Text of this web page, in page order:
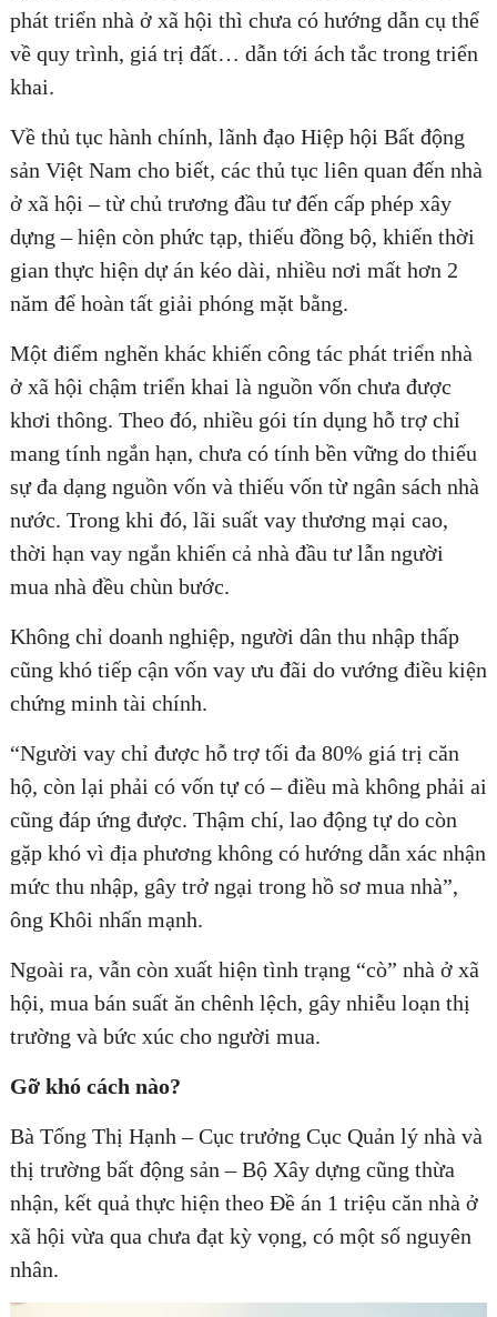
phát triển nhà ở xã hội thì chưa có hướng dẫn cụ thể
về quy trình, giá trị đất… dẫn tới ách tắc trong triển
khai.
Về thủ tục hành chính, lãnh đạo Hiệp hội Bất động
sản Việt Nam cho biết, các thủ tục liên quan đến nhà
ở xã hội – từ chủ trương đầu tư đến cấp phép xây
dựng – hiện còn phức tạp, thiếu đồng bộ, khiến thời
gian thực hiện dự án kéo dài, nhiều nơi mất hơn 2
năm để hoàn tất giải phóng mặt bằng.
Một điểm nghẽn khác khiến công tác phát triển nhà
ở xã hội chậm triển khai là nguồn vốn chưa được
khơi thông. Theo đó, nhiều gói tín dụng hỗ trợ chỉ
mang tính ngắn hạn, chưa có tính bền vững do thiếu
sự đa dạng nguồn vốn và thiếu vốn từ ngân sách nhà
nước. Trong khi đó, lãi suất vay thương mại cao,
thời hạn vay ngắn khiến cả nhà đầu tư lẫn người
mua nhà đều chùn bước.
Không chỉ doanh nghiệp, người dân thu nhập thấp
cũng khó tiếp cận vốn vay ưu đãi do vướng điều kiện
chứng minh tài chính.
“Người vay chỉ được hỗ trợ tối đa 80% giá trị căn
hộ, còn lại phải có vốn tự có – điều mà không phải ai
cũng đáp ứng được. Thậm chí, lao động tự do còn
gặp khó vì địa phương không có hướng dẫn xác nhận
mức thu nhập, gây trở ngại trong hồ sơ mua nhà”,
ông Khôi nhấn mạnh.
Ngoài ra, vẫn còn xuất hiện tình trạng “cò” nhà ở xã
hội, mua bán suất ăn chênh lệch, gây nhiễu loạn thị
trường và bức xúc cho người mua.
Gỡ khó cách nào?
Bà Tống Thị Hạnh – Cục trưởng Cục Quản lý nhà và
thị trường bất động sản – Bộ Xây dựng cũng thừa
nhận, kết quả thực hiện theo Đề án 1 triệu căn nhà ở
xã hội vừa qua chưa đạt kỳ vọng, có một số nguyên
nhân.
HOÀN THÀNH
Đăng ký tư vấn trực tiếp 24/7:
0835182528 - 0819151818